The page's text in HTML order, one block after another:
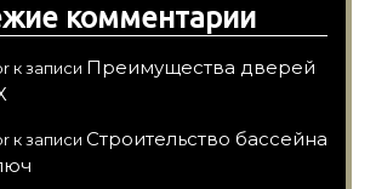
комментарии
к записи Преимущества дверей
к записи Строительство бассейна